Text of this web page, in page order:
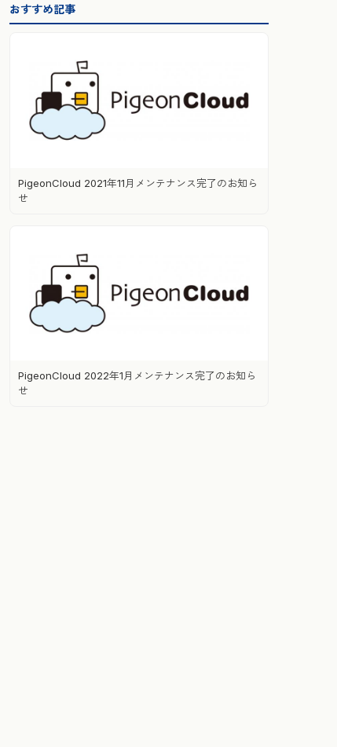
おすすめ記事
PigeonCloud 2021年11月メンテナンス完了のお知ら
せ
PigeonCloud 2022年1月メンテナンス完了のお知ら
せ